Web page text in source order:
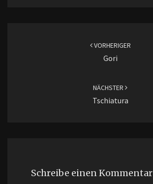
VORHERIGER
Gori
NÄCHSTER
Tschiatura
Schreibe einen Kommentar